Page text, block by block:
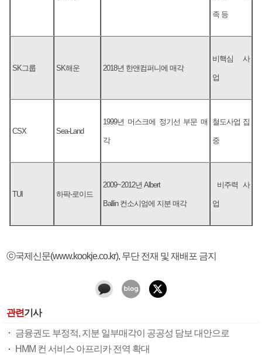
족 등
SK그룹 SK해운 2018년 한앤컴퍼니에 매각
비핵심 사
업
CSX Sea-Land
1999년 머스크에 정기선 부문 매
각
철도사업 집
중
TUI 하팍-로이드
2009~2012년 Albert
Ballin 컨소시엄에 지분 매각
비주력 사
업
ⓒ국제신문(www.kookje.co.kr), 무단 전재 및 재배포 금지
관련기사
금융권도 부정적, 지분 일부매각이 공공성 담보 대안으로
HMM 컨 서비스 아프리카 전역 확대